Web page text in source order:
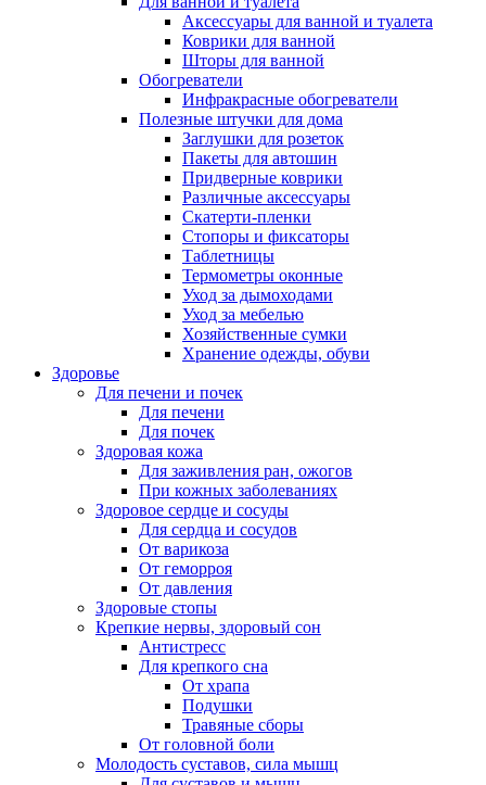
Аксессуары для ванной и туалета
Коврики для ванной
Шторы для ванной
Обогреватели
Инфракрасные обогреватели
Полезные штучки для дома
Заглушки для розеток
Пакеты для автошин
Придверные коврики
Различные аксессуары
Скатерти-пленки
Стопоры и фиксаторы
Таблетницы
Термометры оконные
Уход за дымоходами
Уход за мебелью
Хозяйственные сумки
Хранение одежды, обуви
Здоровье
Для печени и почек
Для печени
Для почек
Здоровая кожа
Для заживления ран, ожогов
При кожных заболеваниях
Здоровое сердце и сосуды
Для сердца и сосудов
От варикоза
От геморроя
От давления
Здоровые стопы
Крепкие нервы, здоровый сон
Антистресс
Для крепкого сна
От храпа
Подушки
Травяные сборы
От головной боли
Молодость суставов, сила мышц